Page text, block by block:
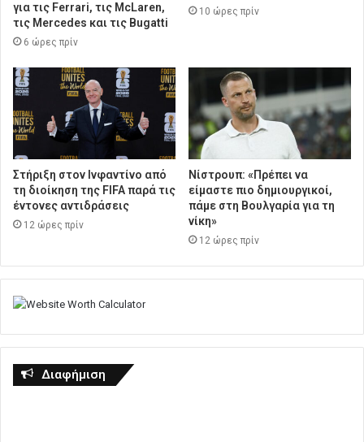
για τις Ferrari, τις McLaren,
τις Mercedes και τις Bugatti
6 ώρες πρίν
10 ώρες πρίν
Στήριξη στον Ινφαντίνο από
τη διοίκηση της FIFA παρά τις
έντονες αντιδράσεις
12 ώρες πρίν
Νίστρουπ: «Πρέπει να
είμαστε πιο δημιουργικοί,
πάμε στη Βουλγαρία για τη
νίκη»
12 ώρες πρίν
Διαφήμιση